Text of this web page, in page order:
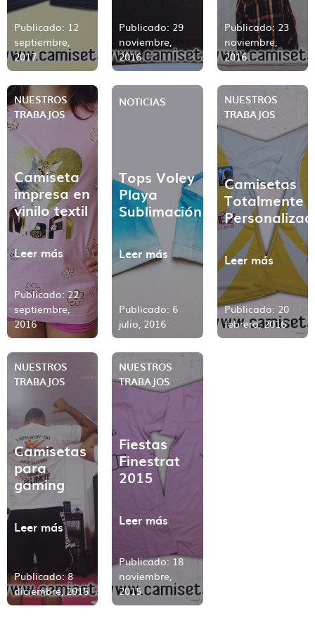
Publicado: 12
septiembre,
2017
Publicado: 29
noviembre,
2016
Publicado: 23
noviembre,
2016
NUESTROS
TRABAJOS
Camiseta
impresa en
vinilo textil
Leer más
Publicado: 22
septiembre,
2016
NOTICIAS
Tops Voley
Playa
Sublimación
Leer más
Publicado: 6
julio, 2016
NUESTROS
TRABAJOS
Camisetas
Totalmente
Leer más
Publicado: 20
febrero, 2016
NUESTROS
TRABAJOS
Camisetas
para
gaming
Leer más
Publicado: 8
diciembre, 2015
NUESTROS
TRABAJOS
Fiestas
Finestrat
2015
Leer más
Publicado: 18
noviembre,
2015
ponte en
contacto con nosotros
y te lo
presupuestamos sin compromiso.
Contacto directo, nada
de centralitas ni bots